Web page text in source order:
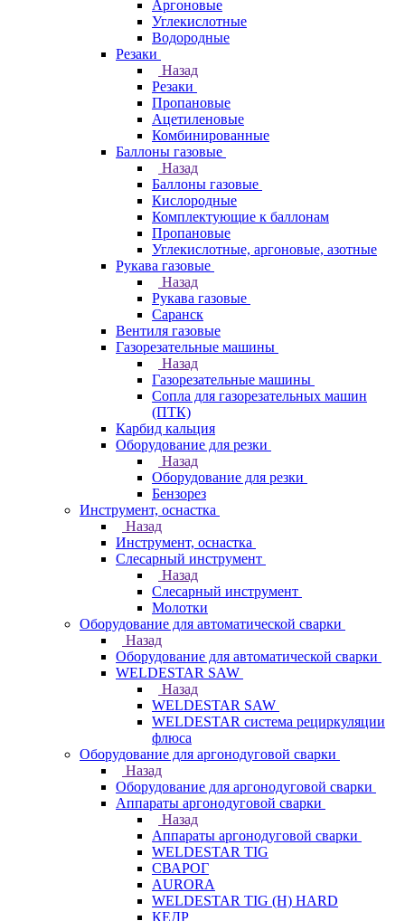
Аргоновые
Углекислотные
Водородные
Резаки
Назад
Резаки
Пропановые
Ацетиленовые
Комбинированные
Баллоны газовые
Назад
Баллоны газовые
Кислородные
Комплектующие к баллонам
Пропановые
Углекислотные, аргоновые, азотные
Рукава газовые
Назад
Рукава газовые
Саранск
Вентиля газовые
Газорезательные машины
Назад
Газорезательные машины
Сопла для газорезательных машин
(ПТК)
Карбид кальция
Оборудование для резки
Назад
Оборудование для резки
Бензорез
Инструмент, оснастка
Назад
Инструмент, оснастка
Слесарный инструмент
Назад
Слесарный инструмент
Молотки
Оборудование для автоматической сварки
Назад
Оборудование для автоматической сварки
WELDESTAR SAW
Назад
WELDESTAR SAW
WELDESTAR система рециркуляции
флюса
Оборудование для аргонодуговой сварки
Назад
Оборудование для аргонодуговой сварки
Аппараты аргонодуговой сварки
Назад
Аппараты аргонодуговой сварки
WELDESTAR TIG
СВАРОГ
AURORA
WELDESTAR TIG (H) HARD
КЕДР